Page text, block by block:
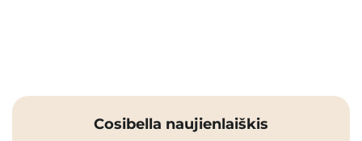
Cosibella naujienlaiškis